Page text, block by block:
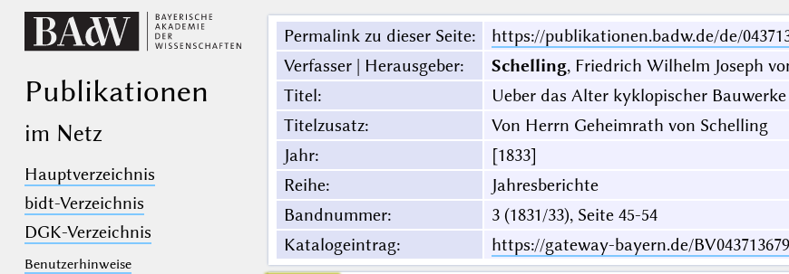
Publikationen
im Netz
Hauptverzeichnis
bidt-Verzeichnis
DGK-Verzeichnis
Benutzerhinweise
Permalink zu dieser Seite:
https://publikationen.badw.de/de/
Verfasser | Herausgeber: Schelling, Friedrich Wilhelm Joseph
Titel:
Ueber das Alter kyklopischer
Titelzusatz:
Von Herrn Geheimrath von Schelling
Jahr:
[1833]
Reihe:
Jahresberichte
Bandnummer:
3 (1831/33), Seite 45-54
Katalogeintrag: https://gateway-bayern.de/BV043713679